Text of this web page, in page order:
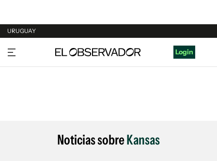
URUGUAY
URUGUAY
ARGENTINA
Login
Noticias sobreKansas